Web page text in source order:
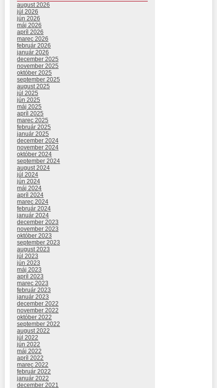
august 2026
júl 2026
jún 2026
máj 2026
apríl 2026
marec 2026
február 2026
január 2026
december 2025
november 2025
október 2025
september 2025
august 2025
júl 2025
jún 2025
máj 2025
apríl 2025
marec 2025
február 2025
január 2025
december 2024
november 2024
október 2024
september 2024
august 2024
júl 2024
jún 2024
máj 2024
apríl 2024
marec 2024
február 2024
január 2024
december 2023
november 2023
október 2023
september 2023
august 2023
júl 2023
jún 2023
máj 2023
apríl 2023
marec 2023
február 2023
január 2023
december 2022
november 2022
október 2022
september 2022
august 2022
júl 2022
jún 2022
máj 2022
apríl 2022
marec 2022
február 2022
január 2022
december 2021